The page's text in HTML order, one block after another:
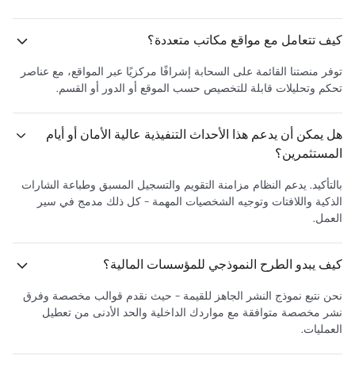
كيف تتعامل مع مواقع مكاتب متعددة؟
توفر منصتنا القائمة على السحابة إشرافًا مركزيًا عبر المواقع، مع عناصر
تحكم وتحليلات قابلة للتخصيص حسب الموقع أو الدور أو القسم.
هل يمكن أن يدعم هذا الأحداث التنفيذية عالية الأمان أو أيام
المستثمرين؟
بالتأكيد. يدعم النظام مزامنة التقويم والتسجيل المسبق وطباعة الشارات
الذكية واللافتات وتوجيه الشخصيات المهمة - كل ذلك مدمج في سير
العمل.
كيف يبدو الطرح النموذجي للمؤسسات المالية؟
نحن نتبع نموذج النشر الجاهز للقيمة - حيث نقدم قوالب مخصصة وفرق
نشر مخصصة متوافقة مع مواردك الداخلية والحد الأدنى من تعطيل
العمليات.